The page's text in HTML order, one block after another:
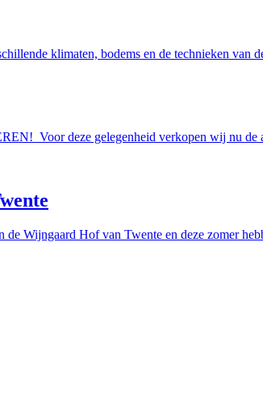
klimaten, bodems en de technieken van
Voor deze gelegenheid verkopen wij nu
Wijngaard Hof van Twente en deze zomer